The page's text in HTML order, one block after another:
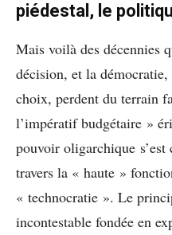
piédestal, le
Mais voilà des décennies
décision, et la
choix, perdent du terrain
l’impératif budgétaire »
pouvoir oligarchique
travers la « haute »
« technocratie ». Le
incontestable fondée en